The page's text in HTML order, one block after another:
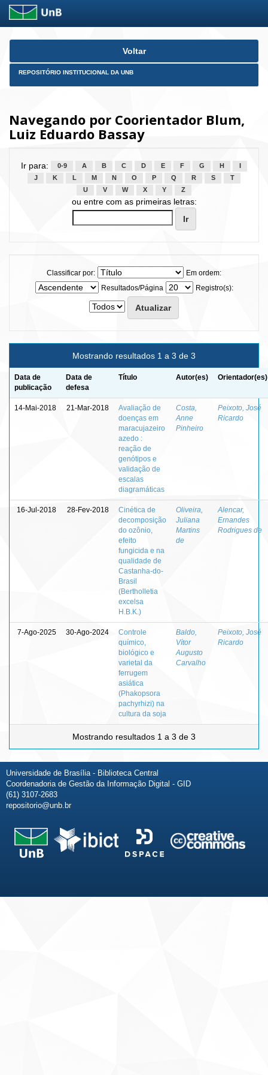
Skip
Voltar
REPOSITÓRIO INSTITUCIONAL DA UNB
Navegando por Coorientador Blum,
Luiz Eduardo Bassay
Ir para: 0-9 A B C D E F G H
J
K L M N O P Q R S
T
U
V W X Y Z
ou entre com as primeiras letras:
Classificar por:
Em ordem:
Resultados/Página
Registro(s):
Mostrando resultados 1 a 3 de 3
Data de
publicação
Data de
defesa
Título Autor(es) Orientador(es)
14-Mai-2018 21-Mar-2018
Avaliação de
doenças em
maracujazeiro
azedo :
reação de
genótipos e
validação de
escalas
diagramáticas
Costa,
Anne
Pinheiro
Peixoto, José
Ricardo
16-Jul-2018 28-Fev-2018
Cinética de
decomposição
do ozônio,
efeito
fungicida e na
qualidade de
Castanha-do-
Brasil
(Bertholletia
excelsa
H.B.K.)
Oliveira,
Juliana
Martins
de
Alencar,
Ernandes
Rodrigues de
7-Ago-2025 30-Ago-2024
Controle
químico,
biológico e
varietal da
ferrugem
asiática
(Phakopsora
pachyrhizi) na
cultura da soja
Baldo,
Vítor
Augusto
Carvalho
Peixoto, José
Ricardo
Mostrando resultados 1 a 3 de 3
Universidade de Brasília - Biblioteca Central
Coordenadoria de Gestão da Informação Digital - GID
(61) 3107-2683
repositorio@unb.br